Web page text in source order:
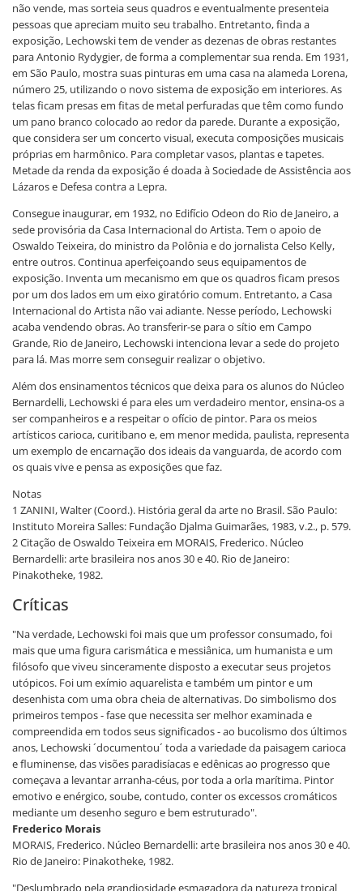
não vende, mas sorteia seus quadros e eventualmente presenteia
pessoas que apreciam muito seu trabalho. Entretanto, finda a
exposição, Lechowski tem de vender as dezenas de obras restantes
para Antonio Rydygier, de forma a complementar sua renda. Em 1931,
em São Paulo, mostra suas pinturas em uma casa na alameda Lorena,
número 25, utilizando o novo sistema de exposição em interiores. As
telas ficam presas em fitas de metal perfuradas que têm como fundo
um pano branco colocado ao redor da parede. Durante a exposição,
que considera ser um concerto visual, executa composições musicais
próprias em harmônico. Para completar vasos, plantas e tapetes.
Metade da renda da exposição é doada à Sociedade de Assistência aos
Lázaros e Defesa contra a Lepra.
Consegue inaugurar, em 1932, no Edifício Odeon do Rio de Janeiro, a
sede provisória da Casa Internacional do Artista. Tem o apoio de
Oswaldo Teixeira, do ministro da Polônia e do jornalista Celso Kelly,
entre outros. Continua aperfeiçoando seus equipamentos de
exposição. Inventa um mecanismo em que os quadros ficam presos
por um dos lados em um eixo giratório comum. Entretanto, a Casa
Internacional do Artista não vai adiante. Nesse período, Lechowski
acaba vendendo obras. Ao transferir-se para o sítio em Campo
Grande, Rio de Janeiro, Lechowski intenciona levar a sede do projeto
para lá. Mas morre sem conseguir realizar o objetivo.
Além dos ensinamentos técnicos que deixa para os alunos do Núcleo
Bernardelli, Lechowski é para eles um verdadeiro mentor, ensina-os a
ser companheiros e a respeitar o ofício de pintor. Para os meios
artísticos carioca, curitibano e, em menor medida, paulista, representa
um exemplo de encarnação dos ideais da vanguarda, de acordo com
os quais vive e pensa as exposições que faz.
Notas
1 ZANINI, Walter (Coord.). História geral da arte no Brasil. São Paulo:
Instituto Moreira Salles: Fundação Djalma Guimarães, 1983, v.2., p. 579.
2 Citação de Oswaldo Teixeira em MORAIS, Frederico. Núcleo
Bernardelli: arte brasileira nos anos 30 e 40. Rio de Janeiro:
Pinakotheke, 1982.
Críticas
"Na verdade, Lechowski foi mais que um professor consumado, foi
mais que uma figura carismática e messiânica, um humanista e um
filósofo que viveu sinceramente disposto a executar seus projetos
utópicos. Foi um exímio aquarelista e também um pintor e um
desenhista com uma obra cheia de alternativas. Do simbolismo dos
primeiros tempos - fase que necessita ser melhor examinada e
compreendida em todos seus significados - ao bucolismo dos últimos
anos, Lechowski ´documentou´ toda a variedade da paisagem carioca
e fluminense, das visões paradisíacas e edênicas ao progresso que
começava a levantar arranha-céus, por toda a orla marítima. Pintor
emotivo e enérgico, soube, contudo, conter os excessos cromáticos
mediante um desenho seguro e bem estruturado".
Frederico Morais
MORAIS, Frederico. Núcleo Bernardelli: arte brasileira nos anos 30 e 40.
Rio de Janeiro: Pinakotheke, 1982.
"Deslumbrado pela grandiosidade esmagadora da natureza tropical